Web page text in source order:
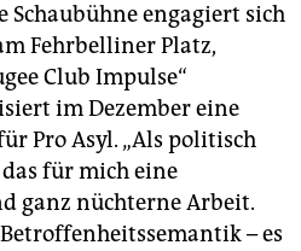
Schaubühne engagiert sich
Fehrbelliner Platz,
Club Impulse“
im Dezember eine
Pro Asyl. „Als politisch
für mich eine
ganz nüchterne Arbeit.
– es